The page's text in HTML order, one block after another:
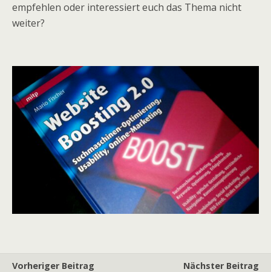
empfehlen oder interessiert euch das Thema nicht
weiter?
Vorheriger Beitrag
Nächster Beitrag